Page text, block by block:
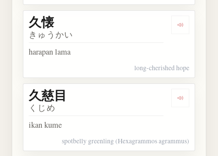
Dengarkan
久懐
きゅうかい
harapan lama
long-cherished hope
Dengarkan
久慈目
くじめ
ikan kume
spotbelly greenling (Hexagrammos agrammus)